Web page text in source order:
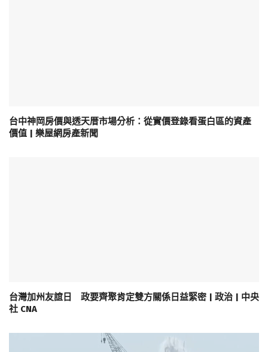
台中神岡房價與透天厝市場分析：從實價登錄看蛋白區的資產
價值 | 樂屋網房產新聞
台灣加州友誼日 政要齊聚肯定雙方關係日益緊密 | 政治 | 中央
社 CNA